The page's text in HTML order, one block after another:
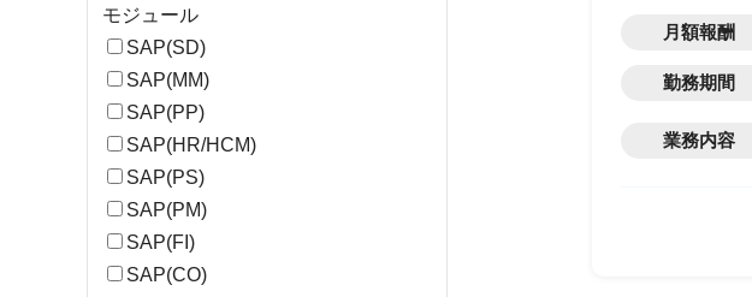
モジュール
SAP(SD)
SAP(MM)
SAP(PP)
SAP(HR/HCM)
SAP(PS)
SAP(PM)
SAP(FI)
SAP(CO)
月額報酬
勤務期間
業務内容